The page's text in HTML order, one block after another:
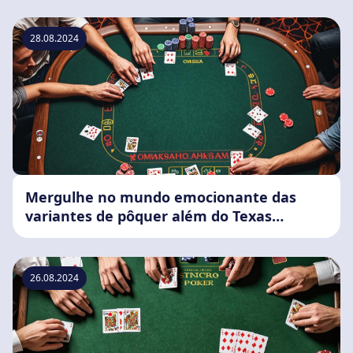
28.08.2024
Mergulhe no mundo emocionante das
variantes de pôquer além do Texas
Hold'Em
26.08.2024